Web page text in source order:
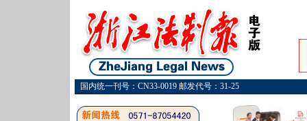
国内统一刊号：CN33-0019 邮发代号：31-25